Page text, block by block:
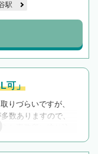
駅
可」
りづらいですが、
数ありますので、
な事務所に絞り込